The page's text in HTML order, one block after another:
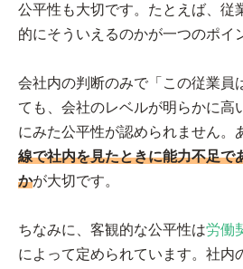
公平性も大切です。たとえば、従
的にそういえるのかが一つのポイ
会社内の判断のみで「この従業員
ても、会社のレベルが明らかに高
にみた公平性が認められません。
線で社内を見たときに能力不足で
かが大切です。
ちなみに、客観的な公平性は労働
によって定められています。社内